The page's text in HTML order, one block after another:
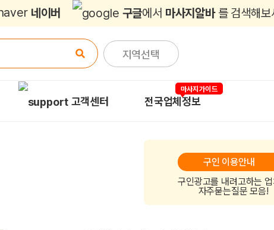
네이버 구글에서 마사지알바 를 검색해보
지역선택
고객센터 전국업체정보
마사지가이드
구인 이용안내
구인광고를 내려고하는
자주묻는질문 모음!